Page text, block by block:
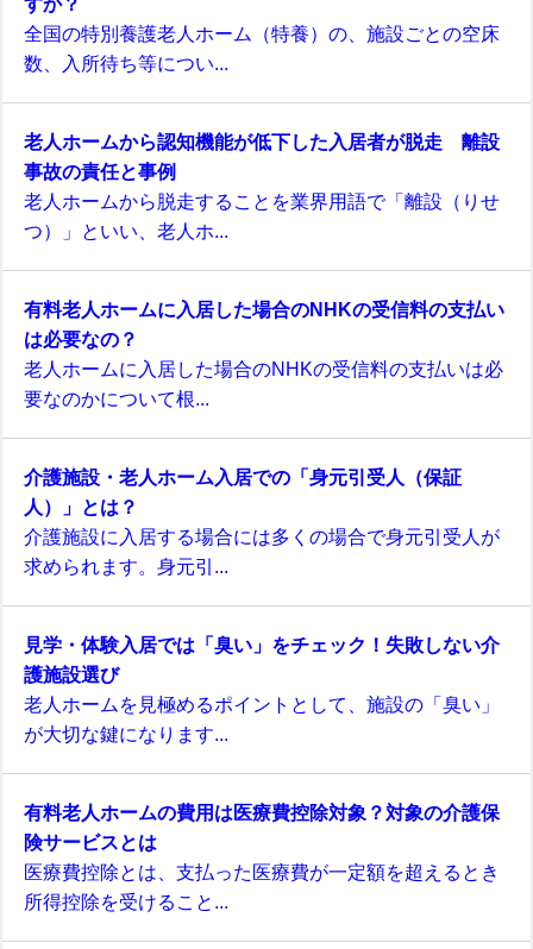
すか？
全国の特別養護老人ホーム（特養）の、施設ごとの空床
数、入所待ち等につい...
老人ホームから認知機能が低下した入居者が脱走 離設
事故の責任と事例
老人ホームから脱走することを業界用語で「離設（りせ
つ）」といい、老人ホ...
有料老人ホームに入居した場合のNHKの受信料の支払い
は必要なの？
老人ホームに入居した場合のNHKの受信料の支払いは必
要なのかについて根...
介護施設・老人ホーム入居での「身元引受人（保証
人）」とは？
介護施設に入居する場合には多くの場合で身元引受人が
求められます。身元引...
見学・体験入居では「臭い」をチェック！失敗しない介
護施設選び
老人ホームを見極めるポイントとして、施設の「臭い」
が大切な鍵になります...
有料老人ホームの費用は医療費控除対象？対象の介護保
険サービスとは
医療費控除とは、支払った医療費が一定額を超えるとき
所得控除を受けること...